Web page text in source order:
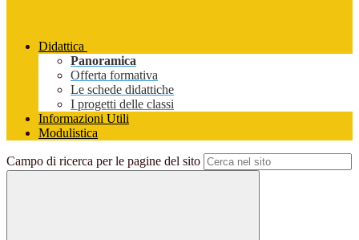
Didattica
Panoramica
Offerta formativa
Le schede didattiche
I progetti delle classi
Informazioni Utili
Modulistica
Campo di ricerca per le pagine del sito